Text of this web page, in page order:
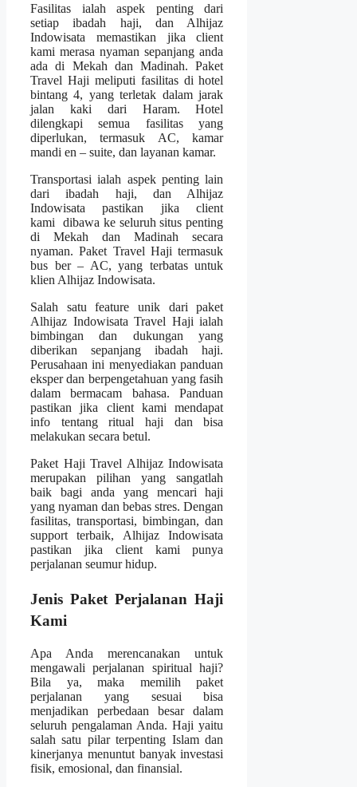
Fasilitas ialah aspek penting dari
setiap ibadah haji, dan Alhijaz
Indowisata memastikan jika client
kami merasa nyaman sepanjang anda
ada di Mekah dan Madinah. Paket
Travel Haji meliputi fasilitas di hotel
bintang 4, yang terletak dalam jarak
jalan kaki dari Haram. Hotel
dilengkapi semua fasilitas yang
diperlukan, termasuk AC, kamar
mandi en – suite, dan layanan kamar.
Transportasi ialah aspek penting lain
dari ibadah haji, dan Alhijaz
Indowisata pastikan jika client
kami dibawa ke seluruh situs penting
di Mekah dan Madinah secara
nyaman. Paket Travel Haji termasuk
bus ber – AC, yang terbatas untuk
klien Alhijaz Indowisata.
Salah satu feature unik dari paket
Alhijaz Indowisata Travel Haji ialah
bimbingan dan dukungan yang
diberikan sepanjang ibadah haji.
Perusahaan ini menyediakan panduan
eksper dan berpengetahuan yang fasih
dalam bermacam bahasa. Panduan
pastikan jika client kami mendapat
info tentang ritual haji dan bisa
melakukan secara betul.
Paket Haji Travel Alhijaz Indowisata
merupakan pilihan yang sangatlah
baik bagi anda yang mencari haji
yang nyaman dan bebas stres. Dengan
fasilitas, transportasi, bimbingan, dan
support terbaik, Alhijaz Indowisata
pastikan jika client kami punya
perjalanan seumur hidup.
Jenis Paket Perjalanan Haji
Kami
Apa Anda merencanakan untuk
mengawali perjalanan spiritual haji?
Bila ya, maka memilih paket
perjalanan yang sesuai bisa
menjadikan perbedaan besar dalam
seluruh pengalaman Anda. Haji yaitu
salah satu pilar terpenting Islam dan
kinerjanya menuntut banyak investasi
fisik, emosional, dan finansial.